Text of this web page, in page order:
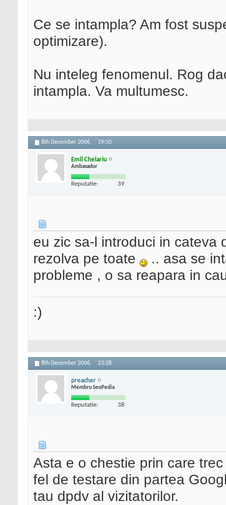
Ce se intampla? Am fost
optimizare).
Nu inteleg fenomenul. Rog
intampla. Va multumesc.
8th December 2006, 19:50
Emil Chelariu
Ambasador
Reputatie: 39
eu zic sa-l introduci in cateva
rezolva pe toate
.. asa se
probleme , o sa reapara in
:)
8th December 2006, 23:28
preacher
Membru SeoPedia
Reputatie: 38
Asta e o chestie prin care
fel de testare din partea
tau dpdv al vizitatorilor.